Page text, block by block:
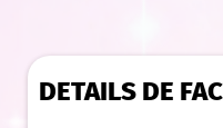
DETAILS DE